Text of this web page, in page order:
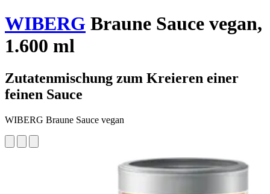
WIBERG Braune Sauce vegan,
1.600 ml
Zutatenmischung zum Kreieren einer
feinen Sauce
WIBERG Braune Sauce vegan